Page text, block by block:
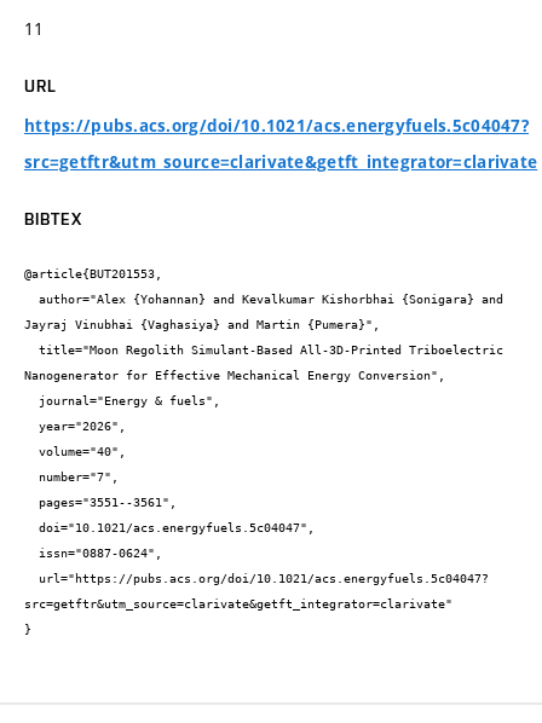
11
URL
https://pubs.acs.org/doi/10.1021/acs.energyfuels.5c04047?
src=getftr&utm_source=clarivate&getft_integrator=clarivate
BIBTEX
@article{BUT201553,
Jayraj Vinubhai {Vaghasiya} and Martin {Pumera}",
Nanogenerator for Effective Mechanical Energy Conversion",
src=getftr&utm_source=clarivate&getft_integrator=clarivate"
}